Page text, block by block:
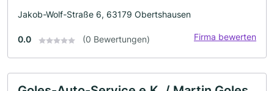
Jakob-Wolf-Straße 6, 63179 Obertshausen
0.0 (0 Bewertungen) Firma bewerten